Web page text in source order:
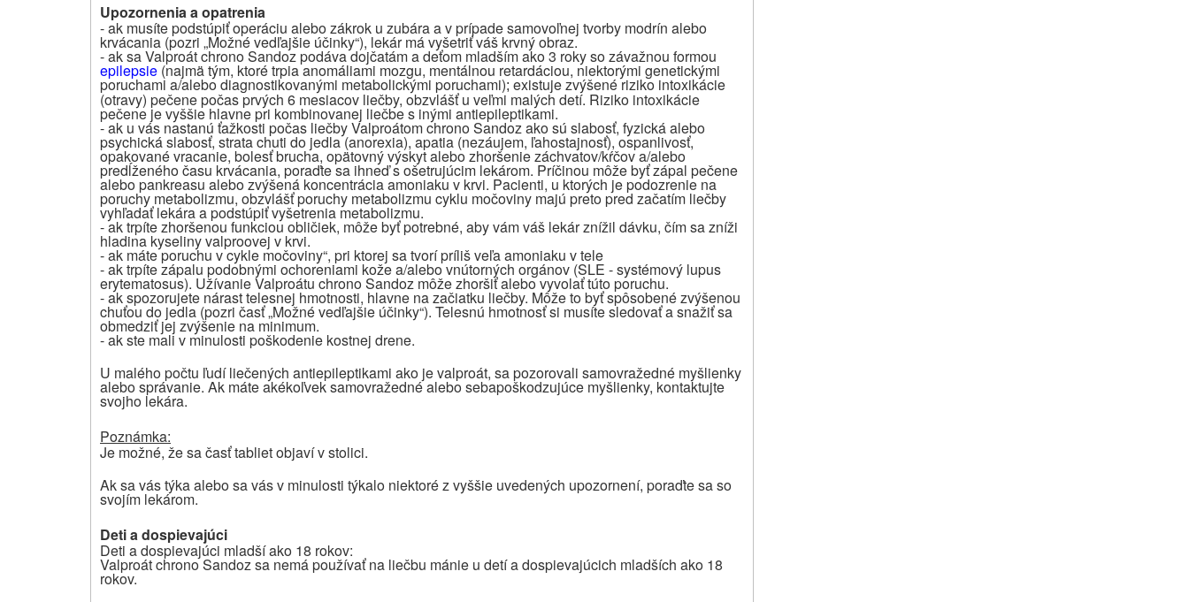
Upozornenia a opatrenia
- ak musíte podstúpiť operáciu alebo zákrok u zubára a v prípade samovoľnej tvorby modrín alebo
krvácania (pozri „Možné vedľajšie účinky“), lekár má vyšetriť váš krvný obraz.
- ak sa Valproát chrono Sandoz podáva dojčatám a deťom mladším ako 3 roky so závažnou formou
epilepsie (najmä tým, ktoré trpia anomáliami mozgu, mentálnou retardáciou, niektorými genetickými
poruchami a/alebo diagnostikovanými metabolickými poruchami); existuje zvýšené riziko intoxikácie
(otravy) pečene počas prvých 6 mesiacov liečby, obzvlášť u veľmi malých detí. Riziko intoxikácie
pečene je vyššie hlavne pri kombinovanej liečbe s inými antiepileptikami.
- ak u vás nastanú ťažkosti počas liečby Valproátom chrono Sandoz ako sú slabosť, fyzická alebo
psychická slabosť, strata chuti do jedla (anorexia), apatia (nezáujem, ľahostajnosť), ospanlivosť,
opakované vracanie, bolesť brucha, opätovný výskyt alebo zhoršenie záchvatov/kŕčov a/alebo
predĺženého času krvácania, poraďte sa ihneď s ošetrujúcim lekárom. Príčinou môže byť zápal pečene
alebo pankreasu alebo zvýšená koncentrácia amoniaku v krvi. Pacienti, u ktorých je podozrenie na
poruchy metabolizmu, obzvlášť poruchy metabolizmu cyklu močoviny majú preto pred začatím liečby
vyhľadať lekára a podstúpiť vyšetrenia metabolizmu.
- ak trpíte zhoršenou funkciou obličiek, môže byť potrebné, aby vám váš lekár znížil dávku, čím sa zníži
hladina kyseliny valproovej v krvi.
- ak máte poruchu v cykle močoviny“, pri ktorej sa tvorí príliš veľa amoniaku v tele
- ak trpíte zápalu podobnými ochoreniami kože a/alebo vnútorných orgánov (SLE - systémový lupus
erytematosus). Užívanie Valproátu chrono Sandoz môže zhoršiť alebo vyvolať túto poruchu.
- ak spozorujete nárast telesnej hmotnosti, hlavne na začiatku liečby. Môže to byť spôsobené zvýšenou
chuťou do jedla (pozri časť „Možné vedľajšie účinky“). Telesnú hmotnosť si musíte sledovať a snažiť sa
obmedziť jej zvýšenie na minimum.
- ak ste mali v minulosti poškodenie kostnej drene.
U malého počtu ľudí liečených antiepileptikami ako je valproát, sa pozorovali samovražedné myšlienky
alebo správanie. Ak máte akékoľvek samovražedné alebo sebapoškodzujúce myšlienky, kontaktujte
svojho lekára.
Poznámka:
Je možné, že sa časť tabliet objaví v stolici.
Ak sa vás týka alebo sa vás v minulosti týkalo niektoré z vyššie uvedených upozornení, poraďte sa so
svojím lekárom.
Deti a dospievajúci
Deti a dospievajúci mladší ako 18 rokov:
Valproát chrono Sandoz sa nemá používať na liečbu mánie u detí a dospievajúcich mladších ako 18
rokov.